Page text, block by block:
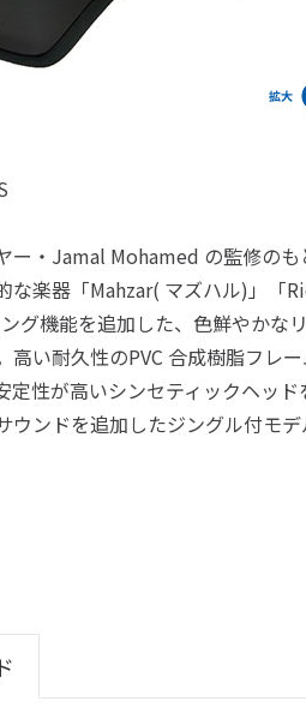
ー・Jamal Mohamed の監修のも
な楽器「Mahzar( マズハル)」「
グ機能を追加した、色鮮やかな
高い耐久性のPVC 合成樹脂フレ
定性が高いシンセティックヘッド
ウンドを追加したジングル付モデ